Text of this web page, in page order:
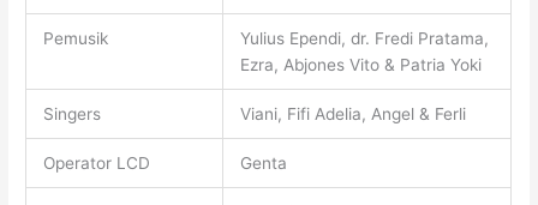
Pemusik
Yulius Ependi, dr. Fredi Pratama,
Ezra, Abjones Vito & Patria Yoki
Singers Viani, Fifi Adelia, Angel & Ferli
Operator LCD Genta